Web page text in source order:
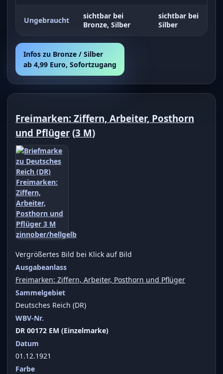
Ungebraucht
sichtbar bei
Bronze, Silber
sichtbar bei
Silber
Infos zu Bronze / Silber
ab 4,99 Euro, Sofortzugang
Freimarken: Ziffern, Arbeiter, Posthorn
und Pflüger (3 M)
Vergrößertes Bild bei Klick auf Bild
Ausgabeanlass
Freimarken: Ziffern, Arbeiter, Posthorn und Pflüger
Sammelgebiet
Deutsches Reich (DR)
WBV-Nr.
DR 00172 EM (Einzelmarke)
Datum
01.12.1921
Farbe